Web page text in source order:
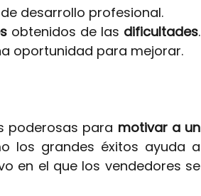
desarrollo profesional.
obtenidos de las dificultades.
oportunidad para mejorar.
poderosas para motivar a un
los grandes éxitos ayuda a
en el que los vendedores se